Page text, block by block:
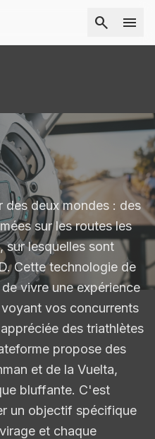
search menu
des deux mondes : des
sur les routes les
sur lesquelles sont
Cette technologie de
vivre une expérience
vos concurrents
des triathlètes
propose des
et de la Vuelta,
bluffante. C'est
un objectif spécifique
et chaque